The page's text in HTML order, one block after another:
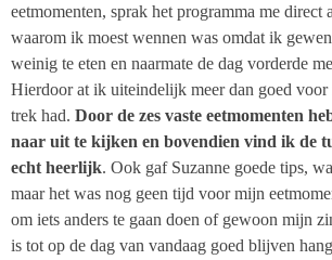
eetmomenten, sprak het programma me direct
waarom ik moest wennen was omdat ik
weinig te eten en naarmate de dag vorderde
Hierdoor at ik uiteindelijk meer dan goed
trek had. Door de zes vaste eetmomenten
naar uit te kijken en bovendien vind ik de
echt heerlijk. Ook gaf Suzanne goede tips,
maar het was nog geen tijd voor mijn
om iets anders te gaan doen of gewoon mijn
is tot op de dag van vandaag goed blijven